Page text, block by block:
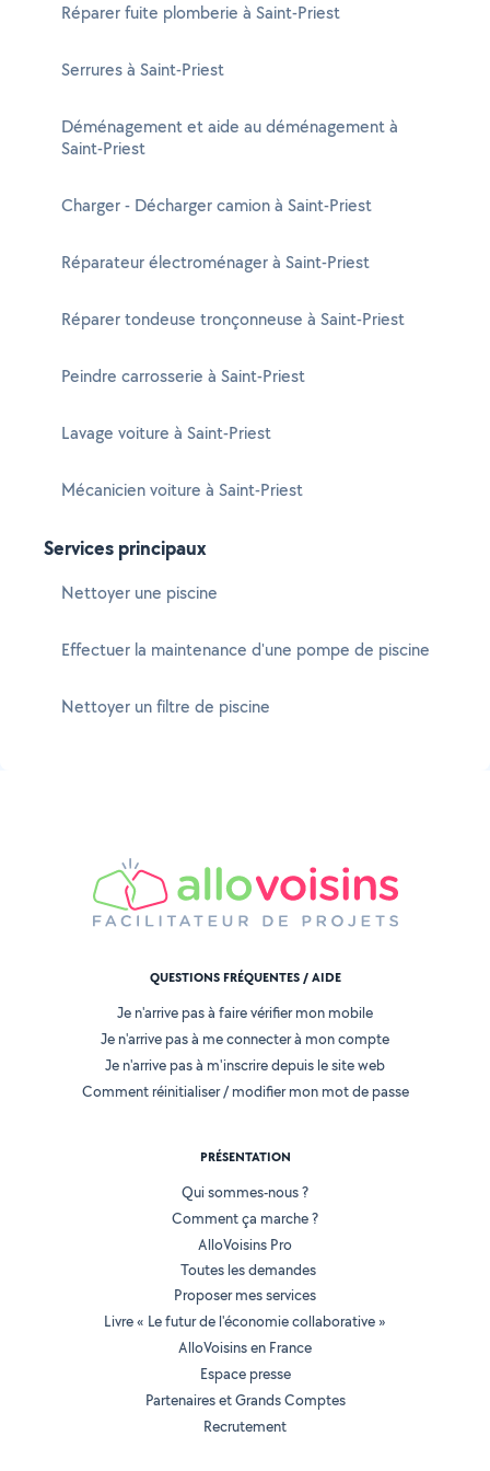
Réparer fuite plomberie à Saint-Priest
Serrures à Saint-Priest
Déménagement et aide au déménagement à
Saint-Priest
Charger - Décharger camion à Saint-Priest
Réparateur électroménager à Saint-Priest
Réparer tondeuse tronçonneuse à Saint-Priest
Peindre carrosserie à Saint-Priest
Lavage voiture à Saint-Priest
Mécanicien voiture à Saint-Priest
Services principaux
Nettoyer une piscine
Effectuer la maintenance d'une pompe de piscine
Nettoyer un filtre de piscine
QUESTIONS FRÉQUENTES / AIDE
Je n'arrive pas à faire vérifier mon mobile
Je n'arrive pas à me connecter à mon compte
Je n'arrive pas à m'inscrire depuis le site web
Comment réinitialiser / modifier mon mot de passe
PRÉSENTATION
Qui sommes-nous ?
Comment ça marche ?
AlloVoisins Pro
Toutes les demandes
Proposer mes services
Livre « Le futur de l'économie collaborative »
AlloVoisins en France
Espace presse
Partenaires et Grands Comptes
Recrutement